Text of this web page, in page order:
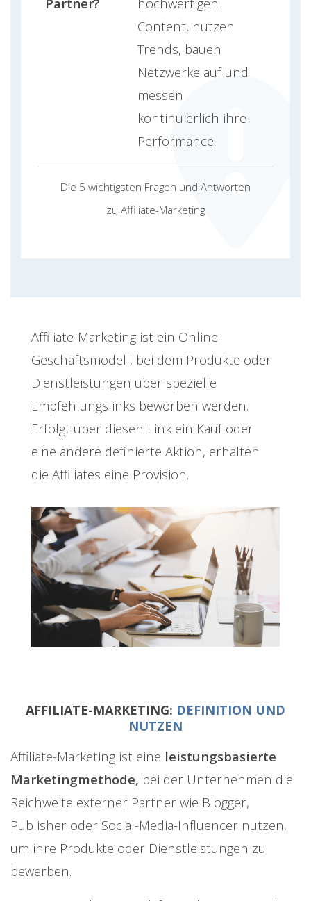
Die 5 wichtigsten Fragen und Antworten
zu Affiliate-Marketing
Content, nutzen
Trends, bauen
Netzwerke auf und
messen
kontinuierlich ihre
Performance.
Affiliate-Marketing ist ein Online-
Geschäftsmodell, bei dem Produkte oder
Dienstleistungen über spezielle
Empfehlungslinks beworben werden.
Erfolgt über diesen Link ein Kauf oder
eine andere definierte Aktion, erhalten
die Affiliates eine Provision.
AFFILIATE-MARKETING: DEFINITION UND
NUTZEN
Affiliate-Marketing ist eine leistungsbasierte
Marketingmethode, bei der Unternehmen die
Reichweite externer Partner wie Blogger,
Publisher oder Social-Media-Influencer nutzen,
um ihre Produkte oder Dienstleistungen zu
bewerben.